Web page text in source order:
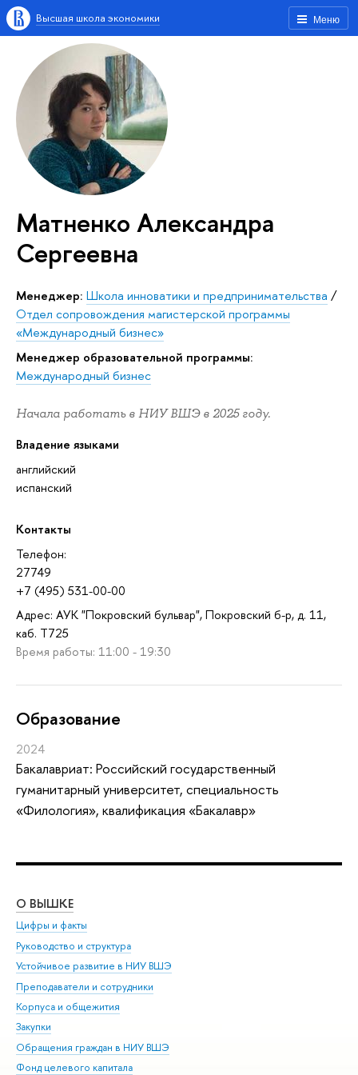
Меню
Высшая школа экономики
Матненко Александра
Сергеевна
Менеджер: Школа инноватики и предпринимательства /
Отдел сопровождения магистерской программы
«Международный бизнес»
Менеджер образовательной программы:
Международный бизнес
Начала работать в НИУ ВШЭ в 2025 году.
Владение языками
английский
испанский
Контакты
Телефон:
27749
+7 (495) 531-00-00
Адрес: АУК "Покровский бульвар", Покровский б-р, д. 11,
каб. T725
Время работы: 11:00 - 19:30
Oбразование
2024
Бакалавриат: Российский государственный
гуманитарный университет, специальность
«Филология», квалификация «Бакалавр»
О ВЫШКЕ
Цифры и факты
Руководство и структура
Устойчивое развитие в НИУ ВШЭ
Преподаватели и сотрудники
Корпуса и общежития
Закупки
Обращения граждан в НИУ ВШЭ
Фонд целевого капитала